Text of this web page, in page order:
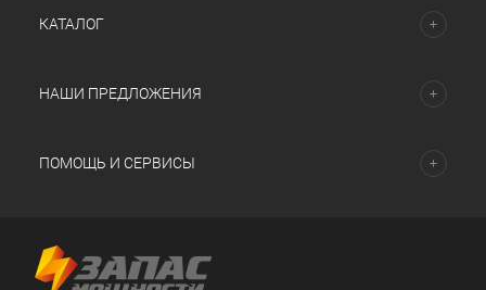
КАТАЛОГ
НАШИ ПРЕДЛОЖЕНИЯ
ПОМОЩЬ И СЕРВИСЫ